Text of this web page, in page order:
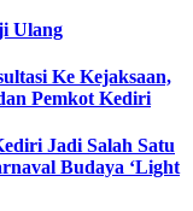
Ulang
Ke Kejaksaan,
Pemkot Kediri
Jadi Salah Satu
Budaya ‘Light